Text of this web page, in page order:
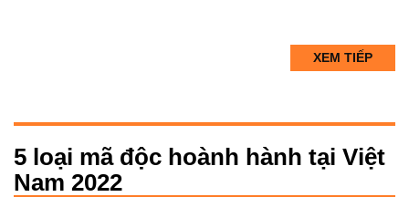
XEM TIẾP
5 loại mã độc hoành hành tại Việt
Nam 2022